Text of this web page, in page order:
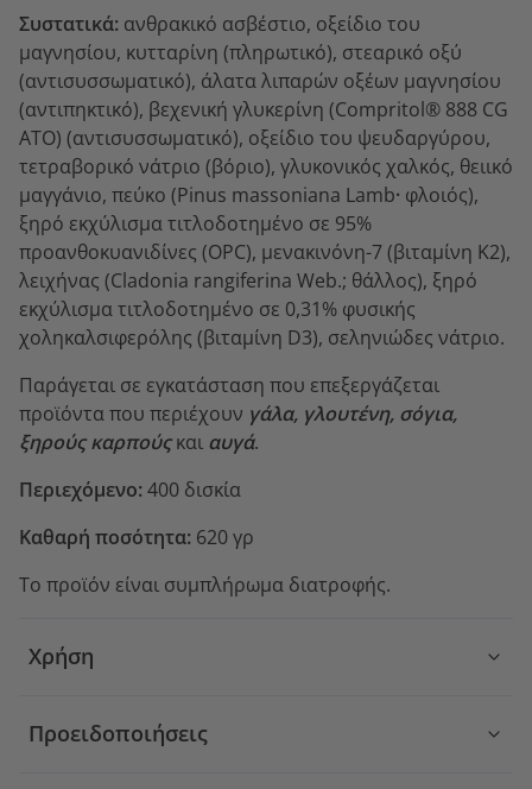
Συστατικά: ανθρακικό ασβέστιο, οξείδιο του
µαγνησίου, κυτταρίνη (πληρωτικό), στεαρικό οξύ
(αντισυσσωματικό), άλατα λιπαρών οξέων μαγνησίου
(αντιπηκτικό), βεχενική γλυκερίνη (Compritol® 888 CG
ATO) (αντισυσσωματικό), οξείδιο του ψευδαργύρου,
τετραβορικό νάτριο (βόριο), γλυκονικός χαλκός, θειικό
μαγγάνιο, πεύκο (Pinus massoniana Lamb· φλοιός),
ξηρό εκχύλισμα τιτλοδοτημένο σε 95%
προανθοκυανιδίνες (OPC), μενακινόνη-7 (βιταμίνη Κ2),
λειχήνας (Cladonia rangiferina Web.; θάλλος), ξηρό
εκχύλισμα τιτλοδοτημένο σε 0,31% φυσικής
χοληκαλσιφερόλης (βιταμίνη D3), σεληνιώδες νάτριo.
Παράγεται σε εγκατάσταση που επεξεργάζεται
προϊόντα που περιέχουν γάλα, γλουτένη, σόγια,
ξηρούς καρπούςκαι αυγά.
Περιεχόμενο: 400 δισκία
Καθαρή ποσότητα: 620 γρ
Το προϊόν είναι συμπλήρωμα διατροφής.
Χρήση
Προειδοποιήσεις